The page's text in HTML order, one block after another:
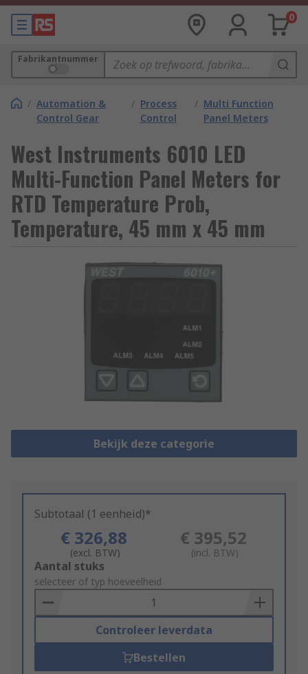
0
Fabrikantnummer
/ Automation &
Control Gear
/ Process
Control
/ Multi Function
Panel Meters
West Instruments 6010 LED
Multi-Function Panel Meters for
RTD Temperature Prob,
Temperature, 45 mm x 45 mm
Bekijk deze categorie
Subtotaal (1 eenheid)*
€ 326,88
(excl. BTW)
€ 395,52
(incl. BTW)
Add
to
Basket
Aantal stuks
selecteer of typ hoeveelheid
Controleer leverdata
Bestellen